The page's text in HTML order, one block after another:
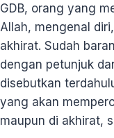
GDB, orang yang
Allah, mengenal
akhirat. Sudah
dengan petunjuk
disebutkan
yang akan
maupun di akhirat,